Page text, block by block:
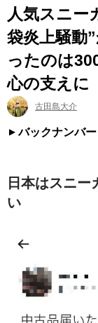
人気スニー
袋炎上騒動
ったのは
心の支えに
古田島大介
バックナンバー
日本はスニー
い